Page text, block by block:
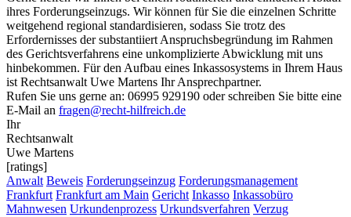
ihres Forderungseinzugs. Wir können für Sie die einzelnen Schritte
weitgehend regional standardisieren, sodass Sie trotz des
Erfordernisses der substantiiert Anspruchsbegründung im Rahmen
des Gerichtsverfahrens eine unkomplizierte Abwicklung mit uns
hinbekommen. Für den Aufbau eines Inkassosystems in Ihrem Haus
ist Rechtsanwalt Uwe Martens Ihr Ansprechpartner.
Rufen Sie uns gerne an: 06995 929190 oder schreiben Sie bitte eine
E-Mail an fragen@recht-hilfreich.de
Ihr
Rechtsanwalt
Uwe Martens
[ratings]
Anwalt Beweis Forderungseinzug Forderungsmanagement
Frankfurt Frankfurt am Main Gericht Inkasso Inkassobüro
Mahnwesen Urkundenprozess Urkundsverfahren Verzug